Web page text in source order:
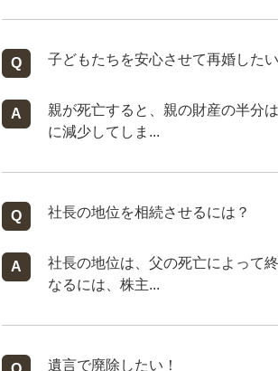
子どもたちを安心させて再婚したい
親が死亡すると、親の財産の半分
に減少してしま...
社長の地位を相続させるには？
社長の地位は、父の死亡によって
なるには、株主...
遺言で廃除したい！